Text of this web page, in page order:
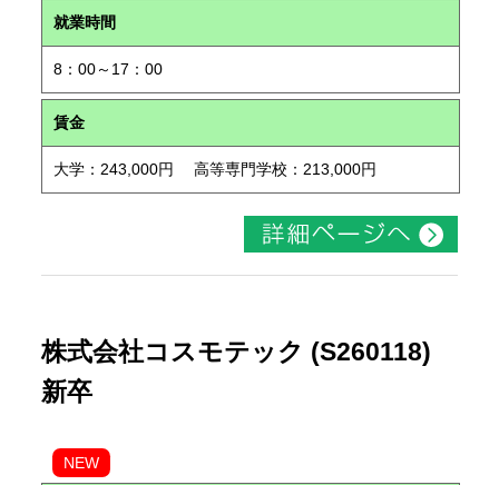
就業時間
8：00～17：00
賃金
大学：243,000円 高等専門学校：213,000円
株式会社コスモテック (S260118)
新卒
NEW